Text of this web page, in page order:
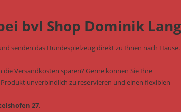
bvl Shop Dominik Lang
senden das Hundespielzeug direkt zu Ihnen nach Hause.
die Versandkosten sparen? Gerne können Sie Ihre
unverbindlich zu reservieren und einen flexiblen
27.